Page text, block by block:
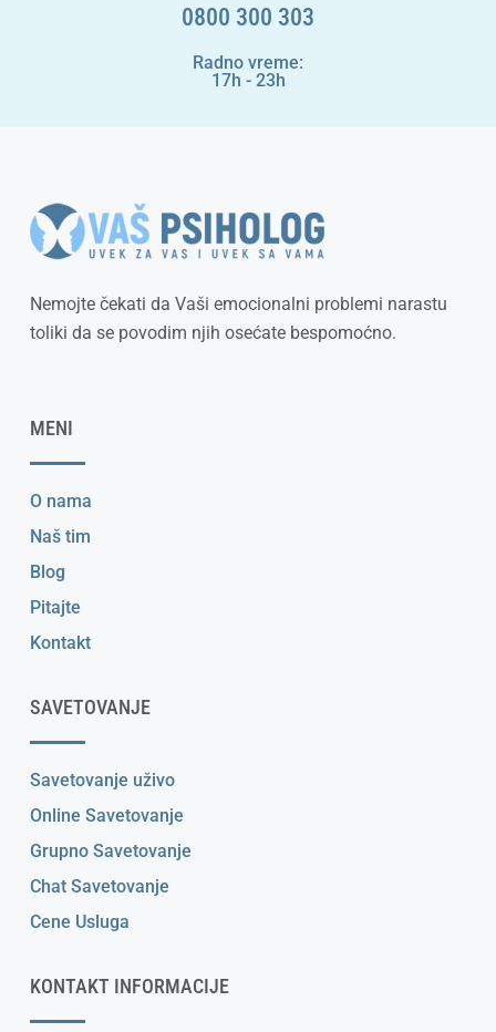
0800 300 303
Radno vreme:
17h - 23h
Nemojte čekati da Vaši emocionalni problemi narastu
toliki da se povodim njih osećate bespomoćno.
MENI
O nama
Naš tim
Blog
Pitajte
Kontakt
SAVETOVANJE
Savetovanje uživo
Online Savetovanje
Grupno Savetovanje
Chat Savetovanje
Cene Usluga
KONTAKT INFORMACIJE